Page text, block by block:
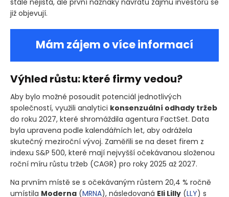
již objevují.
Mám zájem o více informací
Výhled růstu: které firmy vedou?
Aby bylo možné posoudit potenciál jednotlivých
společností, využili analytici konsenzuální odhady tržeb
do roku 2027, které shromáždila agentura FactSet. Data
byla upravena podle kalendářních let, aby odrážela
skutečný meziroční vývoj. Zaměřili se na deset firem z
indexu S&P 500, které mají nejvyšší očekávanou složenou
roční míru růstu tržeb (CAGR) pro roky 2025 až 2027.
Na prvním místě se s očekávaným růstem 20,4 % ročně
umístila Moderna (MRNA), následovaná Eli Lilly (LLY) s